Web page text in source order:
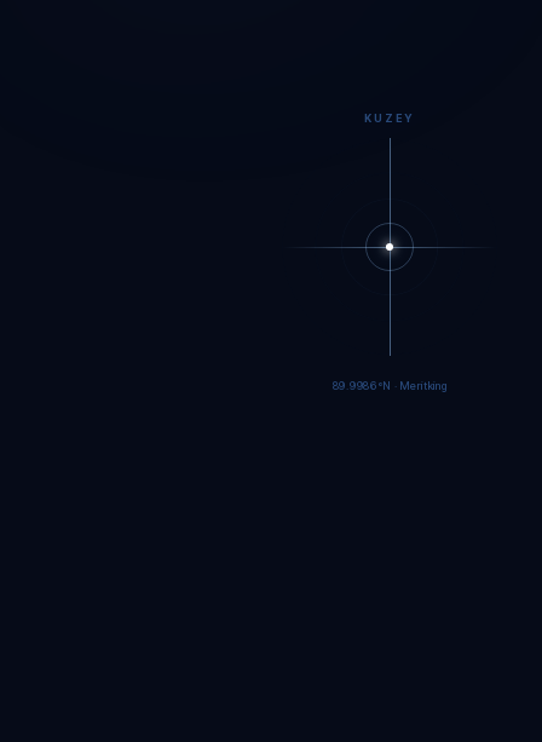
KUZEY
89.9984°N · Meritking